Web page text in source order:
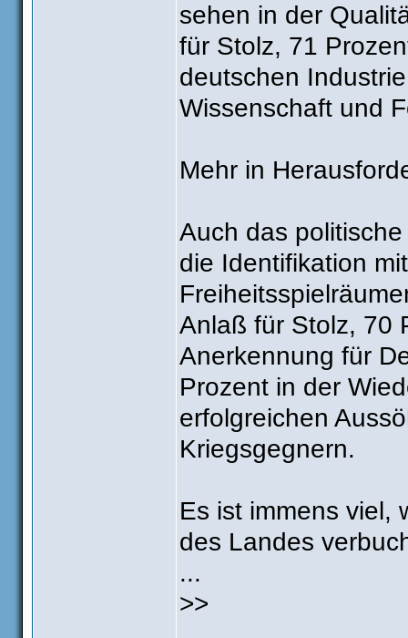
sehen in der
für Stolz, 71
deutschen
Wissenschaft und
Mehr in
Auch das
die Identifikation
Anlaß für Stolz, 70
Anerkennung für
Prozent in der
erfolgreichen
Kriegsgegnern.
Es ist immens viel,
des Landes
...
>>